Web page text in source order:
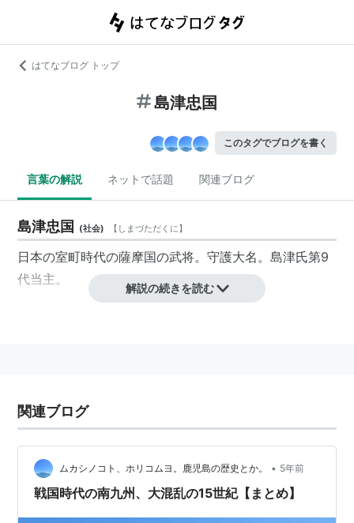
はてなブログ トップ
島津忠国
このタグでブログを書く
言葉の解説 ネットで話題 関連ブログ
島津忠国 (社会) 【 しまづただくに】
日本の室町時代の薩摩国の武将。守護大名。島津氏第9
代当主。
解説の続きを読む
関連ブログ
ムカシノコト、ホリコムヨ。鹿児島の歴史とか。 • 5年前
戦国時代の南九州、大混乱の15世紀【まとめ】